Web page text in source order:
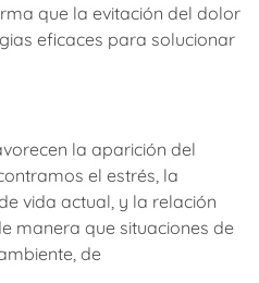
que la evitación del dolor
eficaces para solucionar
la aparición del
el estrés, la
vida actual, y la relación
manera que situaciones de
de